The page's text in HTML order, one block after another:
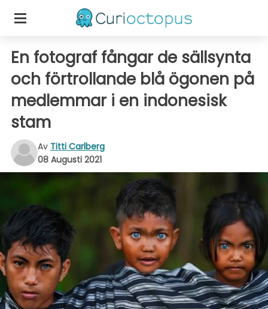
En fotograf fångar de sällsynta
och förtrollande blå ögonen på
medlemmar i en indonesisk
stam
Av Titti Carlberg
08 Augusti 2021